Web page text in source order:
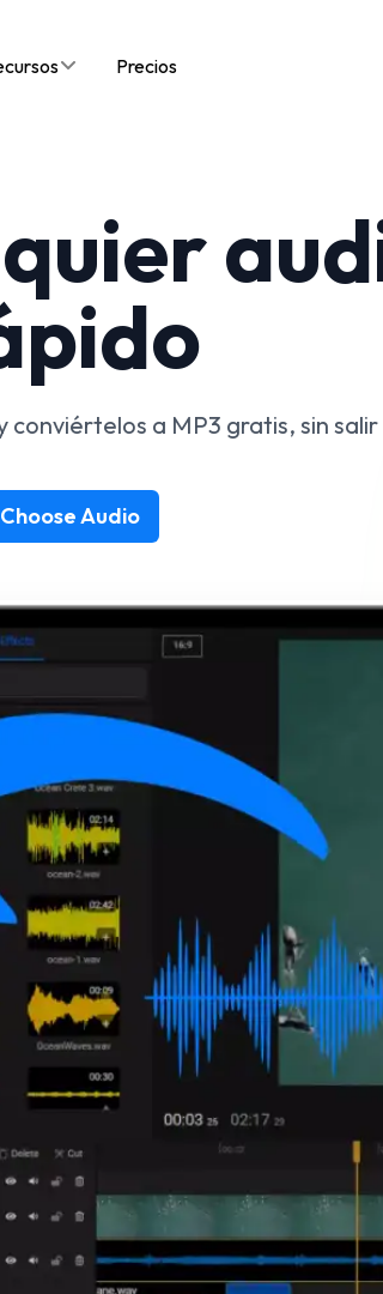
Precios
a MP3 gratis, sin
Choose Audio